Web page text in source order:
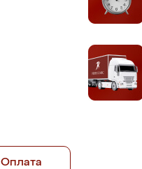
Оплата